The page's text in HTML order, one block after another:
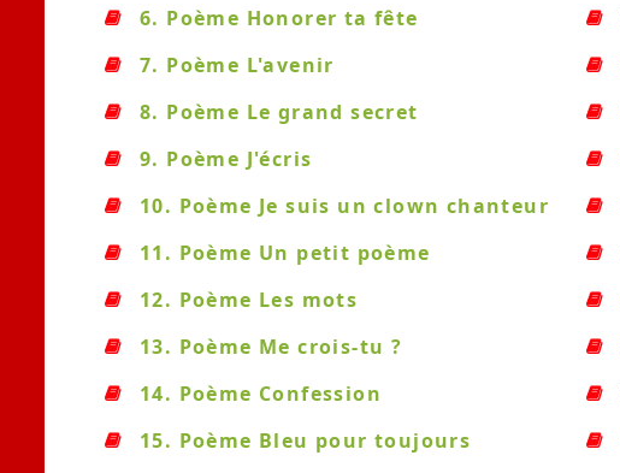
6. Poème Honorer ta fête
7. Poème L'avenir
8. Poème Le grand secret
9. Poème J'écris
10. Poème Je suis un clown chanteur
11. Poème Un petit poème
12. Poème Les mots
13. Poème Me crois-tu ?
14. Poème Confession
15. Poème Bleu pour toujours